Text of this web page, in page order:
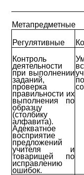
Метапредметные
Регулятивные
Контроль
деятельности
при выполнении
заданий,
проверка
правильности их
выполнения по
образцу
(столбику
алфавита).
Адекватное
восприятие
предложений
учителя и
товарищей по
исправлению
ошибок.